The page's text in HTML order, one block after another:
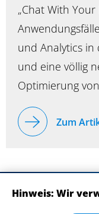
„Chat With
und Analytics in
und eine völlig
Optimierung
Zum
Hinweis: Wir